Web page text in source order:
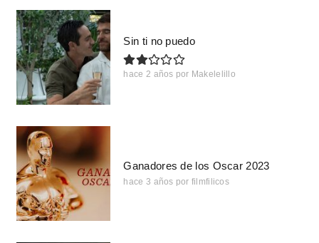
Sin ti no puedo
hace 2 años por Makelelillo
Ganadores de los Oscar 2023
hace 3 años por filmfilicos